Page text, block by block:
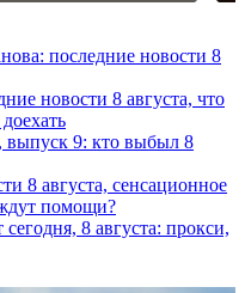
последние новости 8
новости 8 августа, что
выпуск 9: кто выбыл 8
8 августа, сенсационное
помощи?
8 августа: прокси,